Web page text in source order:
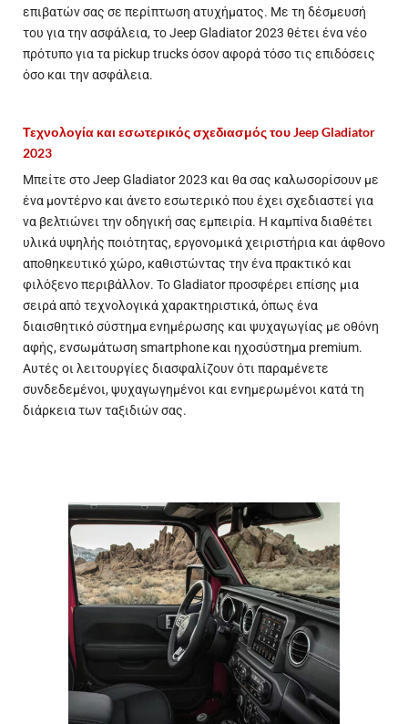
επιβατών σας σε περίπτωση ατυχήματος. Με τη δέσμευσή
του για την ασφάλεια, το Jeep Gladiator 2023 θέτει ένα νέο
πρότυπο για τα pickup trucks όσον αφορά τόσο τις επιδόσεις
όσο και την ασφάλεια.
Τεχνολογία και εσωτερικός σχεδιασμός του Jeep Gladiator
2023
Μπείτε στο Jeep Gladiator 2023 και θα σας καλωσορίσουν με
ένα μοντέρνο και άνετο εσωτερικό που έχει σχεδιαστεί για
να βελτιώνει την οδηγική σας εμπειρία. Η καμπίνα διαθέτει
υλικά υψηλής ποιότητας, εργονομικά χειριστήρια και άφθονο
αποθηκευτικό χώρο, καθιστώντας την ένα πρακτικό και
φιλόξενο περιβάλλον. Το Gladiator προσφέρει επίσης μια
σειρά από τεχνολογικά χαρακτηριστικά, όπως ένα
διαισθητικό σύστημα ενημέρωσης και ψυχαγωγίας με οθόνη
αφής, ενσωμάτωση smartphone και ηχοσύστημα premium.
Αυτές οι λειτουργίες διασφαλίζουν ότι παραμένετε
συνδεδεμένοι, ψυχαγωγημένοι και ενημερωμένοι κατά τη
διάρκεια των ταξιδιών σας.